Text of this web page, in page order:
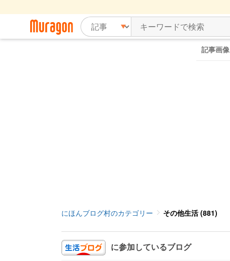
記事画像
にほんブログ村のカテゴリー その他生活 (881)
に参加しているブログ